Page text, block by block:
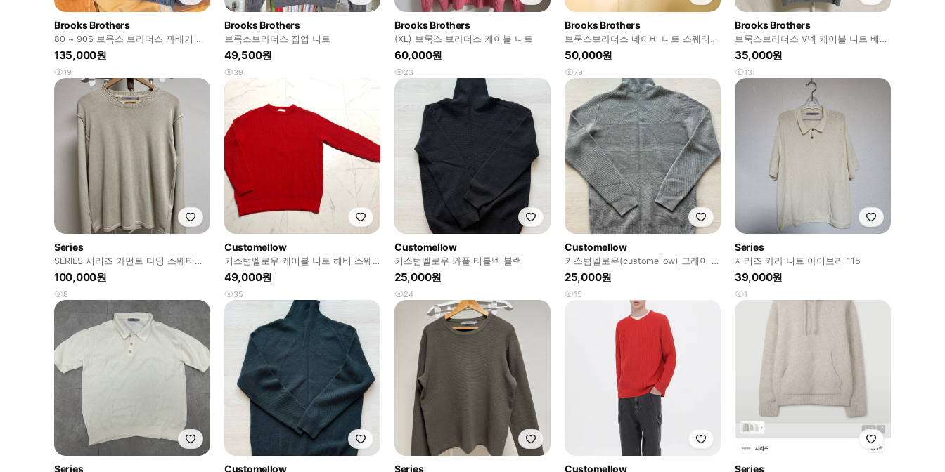
Brooks Brothers
80 ~ 90S 브룩스 브라더스 꽈배기 니
트 USA 생산 ~ L 사이즈
135,000원
19
Brooks Brothers
브룩스브라더스 집업 니트
49,500원
39
Brooks Brothers
(XL) 브룩스 브라더스 케이블 니트
60,000원
23
Brooks Brothers
브룩스브라더스 네이비 니트 스웨터
폴로 랄프로렌
50,000원
79
Brooks Brothers
브룩스브라더스 V넥 케이블 니트 베스
트 / 그레이, L
35,000원
13
Series
SERIES 시리즈 가먼트 다잉 스웨터
105사이즈
100,000원
8
Customellow
커스텀멜로우 케이블 니트 헤비 스웨
터 105-110
49,000원
35
Customellow
커스텀멜로우 와플 터틀넥 블랙
25,000원
24
Customellow
커스텀멜로우(customellow) 그레이 사
선 패턴 터틀넥
25,000원
15
Series
시리즈 카라 니트 아이보리 115
39,000원
1
Series Customellow Series Customellow Series